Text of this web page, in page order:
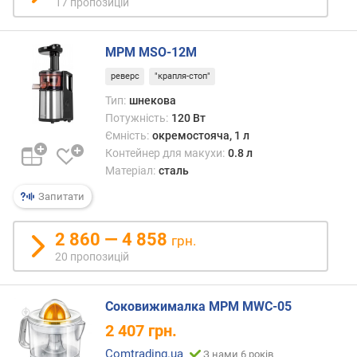
д
о
а
в
а
н
я
з
а
к
і
і
с
т
Запитати
MPM MSO-12M
реверс "крапля-стоп"
Тип: шнекова
Потужність: 120 Вт
Ємність: окремостояча, 1 л
Контейнер для макухи: 0.8 л
Матеріал: сталь
2 860 — 4 858 грн.
20 пропозицій
Соковижималка MPM MWC-05
2 407 грн.
Comtrading.ua З нами 6 років